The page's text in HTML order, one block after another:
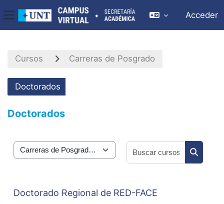
Panel lateral
Acceder
Cursos Carreras de Posgrado
Doctorados
Doctorados
Categorías
Buscar
Doctorado Regional de RED-FACE